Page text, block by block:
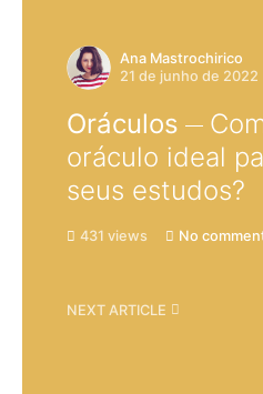
Ana Mastrochirico
21 de junho de 2022
Oráculos
oráculo ideal
seus estudos?
431 views No
NEXT ARTICLE